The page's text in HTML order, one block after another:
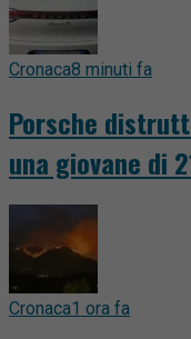
Cronaca8 minuti fa
Porsche
una giovane di
Cronaca1 ora fa